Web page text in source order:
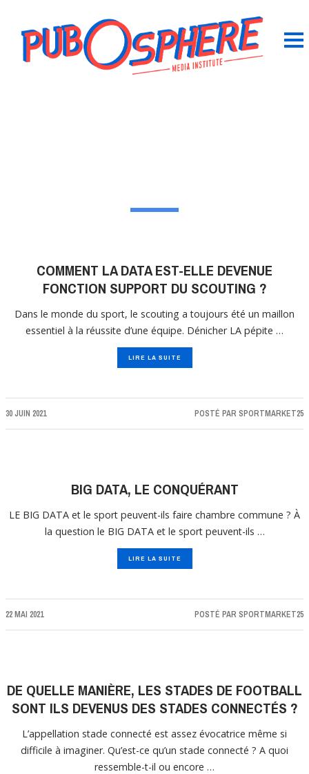
COMMENT LA DATA EST-ELLE DEVENUE
FONCTION SUPPORT DU SCOUTING ?
Dans le monde du sport, le scouting a toujours été un maillon
essentiel à la réussite d’une équipe. Dénicher LA pépite …
LIRE LA SUITE
30 JUIN 2021 POSTÉ PAR SPORTMARKET25
BIG DATA, LE CONQUÉRANT
LE BIG DATA et le sport peuvent-ils faire chambre commune ? À
la question le BIG DATA et le sport peuvent-ils …
LIRE LA SUITE
22 MAI 2021 POSTÉ PAR SPORTMARKET25
DE QUELLE MANIÈRE, LES STADES DE FOOTBALL
SONT ILS DEVENUS DES STADES CONNECTÉS ?
L’appellation stade connecté est assez évocatrice même si
difficile à imaginer. Qu’est-ce qu’un stade connecté ? A quoi
ressemble-t-il ou encore …